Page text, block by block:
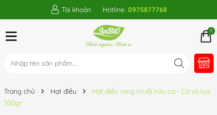
Tài khoản Hotline: 0975877768
0
Trang chủ Hạt điều
Hạt điều rang muối hữu cơ - Có vỏ lụa
300gr